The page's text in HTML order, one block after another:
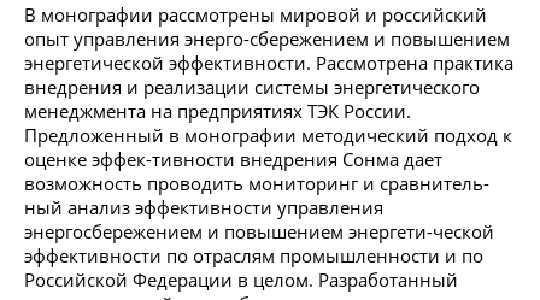
В монографии рассмотрены мировой и российский
опыт управления энерго-сбережением и повышением
энергетической эффективности. Рассмотрена практика
внедрения и реализации системы энергетического
менеджмента на предприятиях ТЭК России.
Предложенный в монографии методический подход к
оценке эффек-тивности внедрения Сонма дает
возможность проводить мониторинг и сравнитель-
ный анализ эффективности управления
энергосбережением и повышением энергети-ческой
эффективности по отраслям промышленности и по
Российской Федерации в целом. Разработанный